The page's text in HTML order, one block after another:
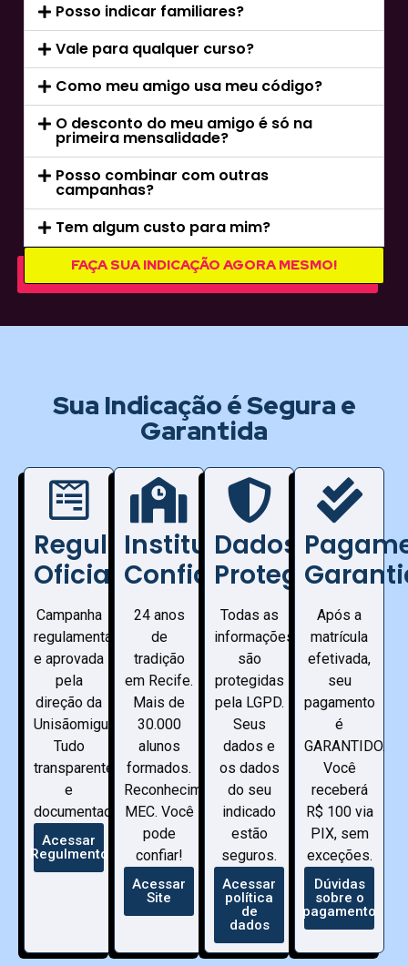
Posso indicar familiares?
Vale para qualquer curso?
Como meu amigo usa meu código?
O desconto do meu amigo é só na
primeira mensalidade?
Posso combinar com outras
campanhas?
Tem algum custo para mim?
FAÇA SUA INDICAÇÃO AGORA MESMO!
Sua Indicação é Segura e
Garantida
Regulamento
Oficial
Campanha
regulamentada
e aprovada
pela
direção da
Unisãomiguel.
Tudo
transparente
e
documentado.
Acessar
Regulmento
Instituição
Confiável
24 anos
de
tradição
em Recife.
Mais de
30.000
alunos
formados.
Reconhecimento
MEC. Você
pode
confiar!
Acessar
Site
Dados
Protegidos
Todas as
informações
são
protegidas
pela LGPD.
Seus
dados e
os dados
do seu
indicado
estão
seguros.
Acessar
política
de
dados
Após a
matrícula
efetivada,
seu
pagamento
é
GARANTIDO.
Você
receberá
R$ 100 via
PIX, sem
exceções.
Dúvidas
sobre o
pagamento